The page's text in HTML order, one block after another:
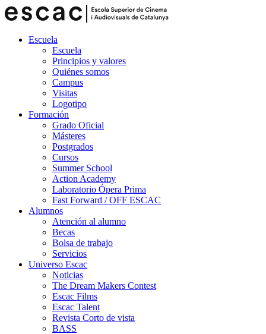
Escuela
Escuela
Principios y valores
Quiénes somos
Campus
Visitas
Logotipo
Formación
Grado Oficial
Másteres
Postgrados
Cursos
Summer School
Action Academy
Laboratorio Ópera Prima
Fast Forward / OFF ESCAC
Alumnos
Atención al alumno
Becas
Bolsa de trabajo
Servicios
Universo Escac
Noticias
The Dream Makers Contest
Escac Films
Escac Talent
Revista Corto de vista
BASS